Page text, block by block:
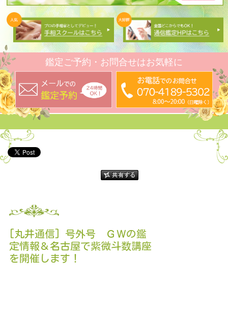
鑑定ご予約・お問合せはお気軽に
[丸井通信] 号外号 ＧＷの鑑
定情報＆名古屋で紫微斗数講座
を開催します！